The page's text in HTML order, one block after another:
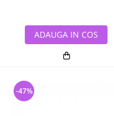
ADAUGA IN COS
-47%